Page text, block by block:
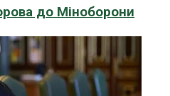
до Міноборони